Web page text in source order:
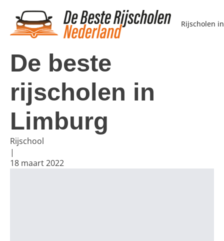
Rijscholen
De beste
rijscholen in
Limburg
Rijschool
|
18 maart 2022